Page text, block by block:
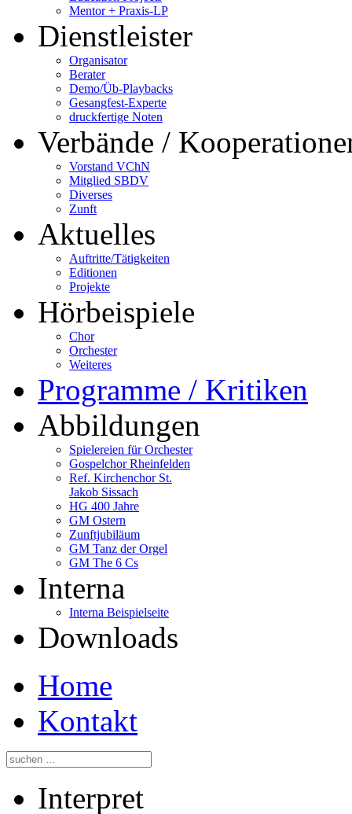
Mentor + Praxis-LP
Dienstleister
Organisator
Berater
Demo/Üb-Playbacks
Gesangfest-Experte
druckfertige Noten
Verbände /
Vorstand VChN
Mitglied SBDV
Diverses
Zunft
Aktuelles
Auftritte/Tätigkeiten
Editionen
Projekte
Hörbeispiele
Chor
Orchester
Weiteres
Programme / Kritiken
Abbildungen
Spielereien für Orchester
Gospelchor Rheinfelden
Ref. Kirchenchor St.
Jakob Sissach
HG 400 Jahre
GM Ostern
Zunftjubiläum
GM Tanz der Orgel
GM The 6 Cs
Interna
Interna Beispielseite
Downloads
Home
Kontakt
Interpret